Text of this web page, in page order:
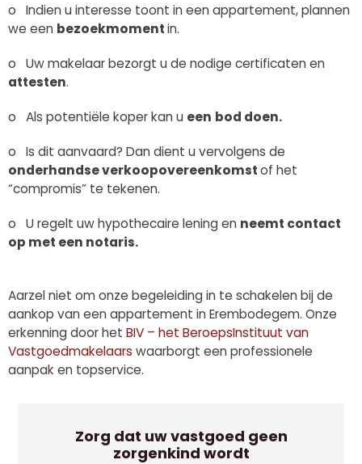
o
Indien u interesse toont in een appartement, plannen
we een bezoekmomentin.
o
Uw makelaar bezorgt u de nodige certificaten en
attesten.
o Als potentiële koper kan u een bod doen.
o
Is dit aanvaard? Dan dient u vervolgens de
onderhandse verkoopovereenkomstof het
“compromis” te tekenen.
o U regelt uw hypothecaire lening en neemt contact
op met een notaris.
Aarzel niet om onze begeleiding in te schakelen bij de
aankop van een appartement in Erembodegem. Onze
erkenning door het BIV – het BeroepsInstituut van
Vastgoedmakelaars waarborgt een professionele
aanpak en topservice.
Zorg dat uw vastgoed geen
zorgenkind wordt